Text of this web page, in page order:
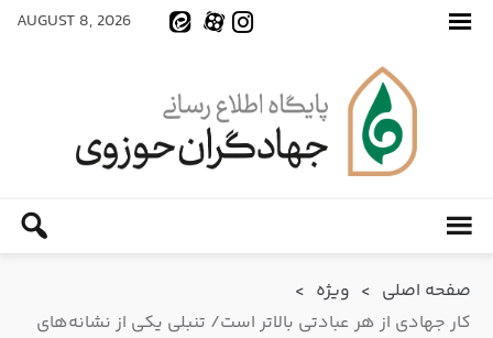
AUGUST 8, 2026
صفحه اصلی > ویژه >
کار جهادی از هر عبادتی بالاتر است/ تنبلی یکی از نشانه‌های